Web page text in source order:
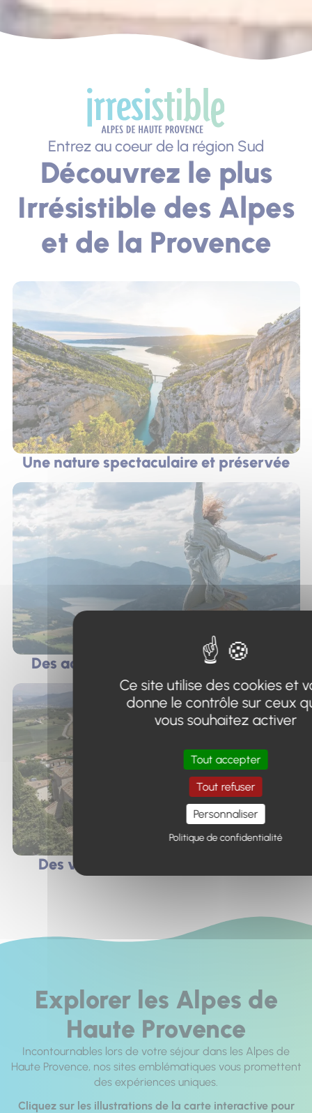
Entrez au coeur de la région Sud
Découvrez le plus
Irrésistible des Alpes
et de la Provence
Une nature spectaculaire et préservée
Des activités entre lac et montagne
Des villes et villages de caractère
Explorer les Alpes de
Haute Provence
Incontournables lors de votre séjour dans les Alpes de
Haute Provence, nos sites emblématiques vous promettent
des expériences uniques.
Cliquez sur les illustrations de la carte interactive pour
Ce site utilise des cookies et
donne le contrôle sur ceux
vous souhaitez activer
Tout accepter
Tout refuser
Personnaliser
Politique de confidentialité